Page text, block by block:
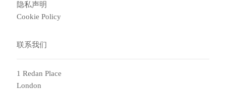
隐私声明
Cookie Policy
联系我们
1 Redan Place
London